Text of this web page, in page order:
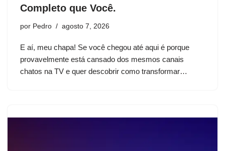
Completo que Você.
por Pedro agosto 7, 2026
E aí, meu chapa! Se você chegou até aqui é porque
provavelmente está cansado dos mesmos canais
chatos na TV e quer descobrir como transformar…